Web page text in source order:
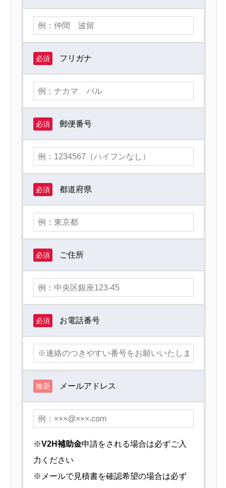
必須 フリガナ
必須 郵便番号
必須 都道府県
必須 ご住所
必須 お電話番号
推奨 メールアドレス
※V2H補助金申請をされる場合は必ずご入
力ください
※メールで見積書を確認希望の場合は必ず